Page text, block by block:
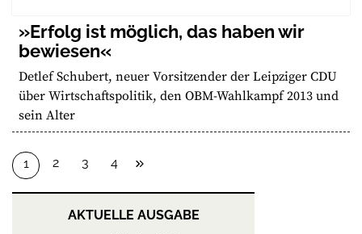
»Erfolg ist möglich, das haben wir
bewiesen«
Detlef Schubert, neuer Vorsitzender der Leipziger CDU
über Wirtschaftspolitik, den OBM-Wahlkampf 2013 und
sein Alter
1 2 3 4
AKTUELLE AUSGABE